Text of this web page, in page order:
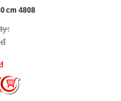
cm 4808